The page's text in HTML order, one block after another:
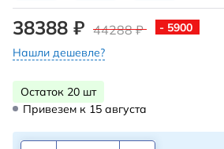
38388 ₽ 44288 ₽
- 5900
Нашли дешевле?
Остаток 20 шт
Привезем к 15 августа